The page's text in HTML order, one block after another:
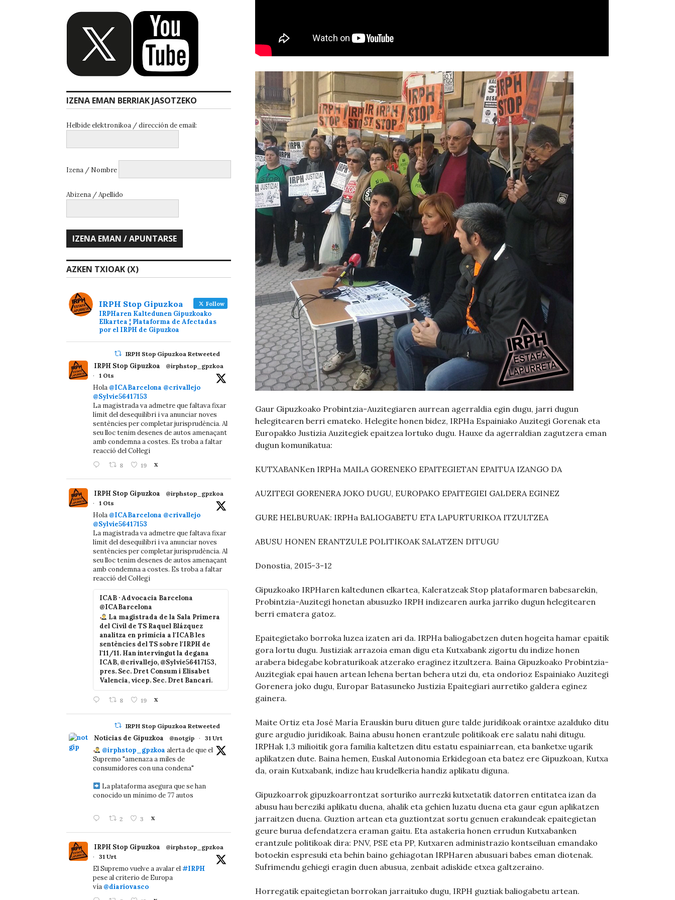
Gaur Gipuzkoako Probintzia-Auzitegiaren aurrean agerraldia egin dugu, jarri dugun
helegitearen berri emateko. Helegite honen bidez, IRPHa Espainiako Auzitegi Gorenak eta
Europakko Justizia Auzitegiek epaitzea lortuko dugu. Hauxe da agerraldian zagutzera eman
dugun komunikatua:
KUTXABANKen IRPHa MAILA GORENEKO EPAITEGIETAN EPAITUA IZANGO DA
AUZITEGI GORENERA JOKO DUGU, EUROPAKO EPAITEGIEI GALDERA EGINEZ
GURE HELBURUAK: IRPHa BALIOGABETU ETA LAPURTURIKOA ITZULTZEA
ABUSU HONEN ERANTZULE POLITIKOAK SALATZEN DITUGU
Donostia, 2015-3-12
Gipuzkoako IRPHaren kaltedunen elkartea, Kaleratzeak Stop plataformaren babesarekin,
Probintzia-Auzitegi honetan abusuzko IRPH indizearen aurka jarriko dugun helegitearen
berri ematera gatoz.
Epaitegietako borroka luzea izaten ari da. IRPHa baliogabetzen duten hogeita hamar epaitik
gora lortu dugu. Justiziak arrazoia eman digu eta Kutxabank zigortu du indize honen
arabera bidegabe kobraturikoak atzerako eraginez itzultzera. Baina Gipuzkoako Probintzia-
Auzitegiak epai hauen artean lehena bertan behera utzi du, eta ondorioz Espainiako Auzitegi
Gorenera joko dugu, Europar Batasuneko Justizia Epaitegiari aurretiko galdera eginez
gainera.
Maite Ortiz eta José María Erauskin buru dituen gure talde juridikoak oraintxe azalduko ditu
gure argudio juridikoak. Baina abusu honen erantzule politikoak ere salatu nahi ditugu.
IRPHak 1,3 milioitik gora familia kaltetzen ditu estatu espainiarrean, eta banketxe ugarik
aplikatzen dute. Baina hemen, Euskal Autonomia Erkidegoan eta batez ere Gipuzkoan, Kutxa
da, orain Kutxabank, indize hau krudelkeria handiz aplikatu diguna.
Gipuzkoarrok gipuzkoarrontzat sorturiko aurrezki kutxetatik datorren entitatea izan da
abusu hau bereziki aplikatu duena, ahalik eta gehien luzatu duena eta gaur egun aplikatzen
jarraitzen duena. Guztion artean eta guztiontzat sortu genuen erakundeak epaitegietan
geure burua defendatzera eraman gaitu. Eta astakeria honen errudun Kutxabanken
erantzule politikoak dira: PNV, PSE eta PP, Kutxaren administrazio kontseiluan emandako
botoekin espresuki eta behin baino gehiagotan IRPHaren abusuari babes eman diotenak.
Sufrimendu gehiegi eragin duen abusua, zenbait adiskide etxea galtzeraino.
Horregatik epaitegietan borrokan jarraituko dugu, IRPH guztiak baliogabetu artean.
IZENA EMAN BERRIAK JASOTZEKO
Helbide elektronikoa / dirección de email:
Izena / Nombre
Abizena / Apellido
AZKEN TXIOAK (X)
IRPH Stop Gipuzkoa Follow
IRPHaren Kaltedunen Gipuzkoako
Elkartea ¦ Plataforma de Afectadas
por el IRPH de Gipuzkoa
IRPH Stop Gipuzkoa Retweeted
IRPH Stop Gipuzkoa
@irphstop_gpzkoa
·
1 Ots
Hola @ICABarcelona @crivallejo
@Sylvie56417153
La magistrada va admetre que faltava fixar
límit del desequilibri i va anunciar noves
sentències per completar jurisprudència. Al
seu lloc tenim desenes de autos amenaçant
amb condemna a costes. Es troba a faltar
reacció del Col·legi
8 19 X
IRPH Stop Gipuzkoa
@irphstop_gpzkoa
·
1 Ots
Hola @ICABarcelona @crivallejo
@Sylvie56417153
La magistrada va admetre que faltava fixar
límit del desequilibri i va anunciar noves
sentències per completar jurisprudència. Al
seu lloc tenim desenes de autos amenaçant
amb condemna a costes. Es troba a faltar
reacció del Col·legi
ICAB · Advocacia Barcelona
@ICABarcelona
La magistrada de la Sala Primera
del Civil de TS Raquel Blázquez
analitza en primícia a l'ICAB les
sentències del TS sobre l'IRPH de
l'11/11. Han intervingut la degana
ICAB, @crivallejo, @Sylvie56417153,
pres. Sec. Dret Consum i Elisabet
Valencia, vicep. Sec. Dret Bancari.
8 19 X
IRPH Stop Gipuzkoa Retweeted
Noticias de Gipuzkoa @notgip · 31 Urt
@irphstop_gpzkoa alerta de que el
Supremo "amenaza a miles de
consumidores con una condena"
La plataforma asegura que se han
conocido un mínimo de 77 autos
2 3 X
IRPH Stop Gipuzkoa
@irphstop_gpzkoa
·
31 Urt
El Supremo vuelve a avalar el#IRPH
pese al criterio de Europa
vía @diariovasco